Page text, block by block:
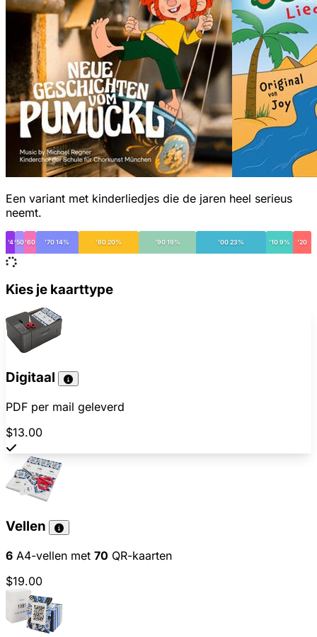
Een variant met kinderliedjes die de jaren heel serieus
neemt.
< '49'50'60 '70 14% '80 20% '90 19% '00 23% '10 9% '20
Kies je kaarttype
Digitaal
PDF per mail geleverd
$13.00
Vellen
6 A4-vellen met 70 QR-kaarten
$19.00